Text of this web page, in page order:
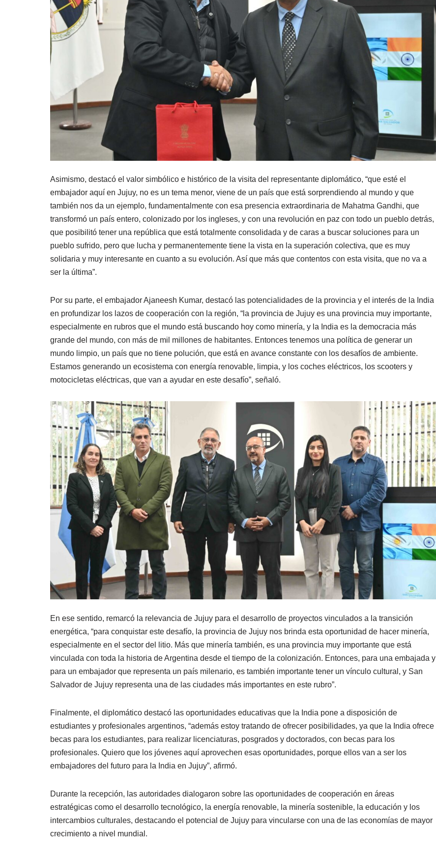
Asimismo, destacó el valor simbólico e histórico de la visita del representante diplomático, “que esté el
embajador aquí en Jujuy, no es un tema menor, viene de un país que está sorprendiendo al mundo y que
también nos da un ejemplo, fundamentalmente con esa presencia extraordinaria de Mahatma Gandhi, que
transformó un país entero, colonizado por los ingleses, y con una revolución en paz con todo un pueblo detrás,
que posibilitó tener una república que está totalmente consolidada y de caras a buscar soluciones para un
pueblo sufrido, pero que lucha y permanentemente tiene la vista en la superación colectiva, que es muy
solidaria y muy interesante en cuanto a su evolución. Así que más que contentos con esta visita, que no va a
ser la última”.
Por su parte, el embajador Ajaneesh Kumar, destacó las potencialidades de la provincia y el interés de la India
en profundizar los lazos de cooperación con la región, “la provincia de Jujuy es una provincia muy importante,
especialmente en rubros que el mundo está buscando hoy como minería, y la India es la democracia más
grande del mundo, con más de mil millones de habitantes. Entonces tenemos una política de generar un
mundo limpio, un país que no tiene polución, que está en avance constante con los desafíos de ambiente.
Estamos generando un ecosistema con energía renovable, limpia, y los coches eléctricos, los scooters y
motocicletas eléctricas, que van a ayudar en este desafío”, señaló.
En ese sentido, remarcó la relevancia de Jujuy para el desarrollo de proyectos vinculados a la transición
energética, “para conquistar este desafío, la provincia de Jujuy nos brinda esta oportunidad de hacer minería,
especialmente en el sector del litio. Más que minería también, es una provincia muy importante que está
vinculada con toda la historia de Argentina desde el tiempo de la colonización. Entonces, para una embajada y
para un embajador que representa un país milenario, es también importante tener un vínculo cultural, y San
Salvador de Jujuy representa una de las ciudades más importantes en este rubro”.
Finalmente, el diplomático destacó las oportunidades educativas que la India pone a disposición de
estudiantes y profesionales argentinos, “además estoy tratando de ofrecer posibilidades, ya que la India ofrece
becas para los estudiantes, para realizar licenciaturas, posgrados y doctorados, con becas para los
profesionales. Quiero que los jóvenes aquí aprovechen esas oportunidades, porque ellos van a ser los
embajadores del futuro para la India en Jujuy”, afirmó.
Durante la recepción, las autoridades dialogaron sobre las oportunidades de cooperación en áreas
estratégicas como el desarrollo tecnológico, la energía renovable, la minería sostenible, la educación y los
intercambios culturales, destacando el potencial de Jujuy para vincularse con una de las economías de mayor
crecimiento a nivel mundial.